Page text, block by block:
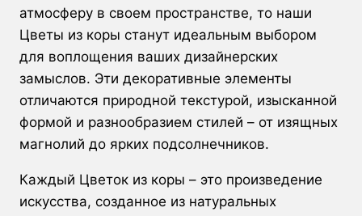
атмосферу в своем пространстве, то наши
Цветы из коры станут идеальным выбором
для воплощения ваших дизайнерских
замыслов. Эти декоративные элементы
отличаются природной текстурой, изысканной
формой и разнообразием стилей – от изящных
магнолий до ярких подсолнечников.
Каждый Цветок из коры – это произведение
искусства, созданное из натуральных